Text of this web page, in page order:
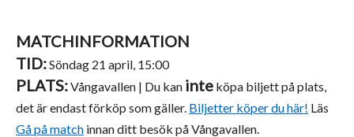
MATCHINFORMATION
TID:Söndag 21 april, 15:00
PLATS:Vångavallen | Du kan inte köpa biljett på plats,
det är endast förköp som gäller. Biljetter köper du här! Läs
Gå på match innan ditt besök på Vångavallen.